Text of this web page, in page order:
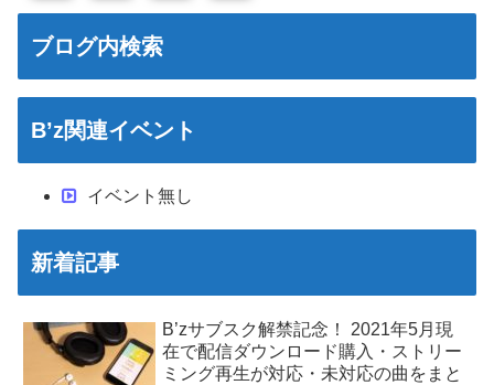
ブログ内検索
B’z関連イベント
イベント無し
新着記事
B’zサブスク解禁記念！ 2021年5月現
在で配信ダウンロード購入・ストリー
ミング再生が対応・未対応の曲をまと